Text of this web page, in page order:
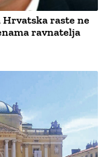
Hrvatska raste ne
ravnatelja